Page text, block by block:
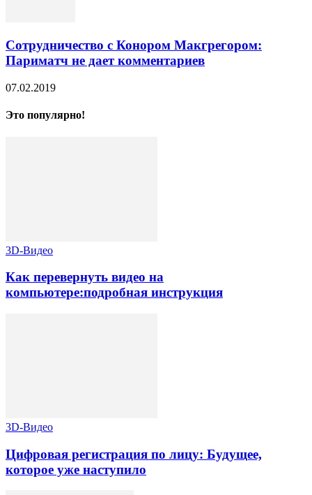
Сотрудничество с Конором Макгрегором:
Париматч не дает комментариев
07.02.2019
Это популярно!
3D-Видео
Как перевернуть видео на
компьютере:подробная инструкция
3D-Видео
Цифровая регистрация по лицу: Будущее,
которое уже наступило